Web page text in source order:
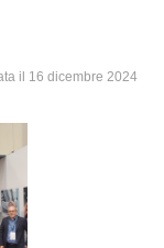
il 16 dicembre 2024